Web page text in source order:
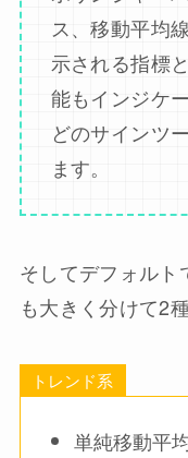
ス、移動平均
示される指標
能もインジケ
どのサインツ
ます。
そしてデフォルト
も大きく分けて2
トレンド系
単純移動平